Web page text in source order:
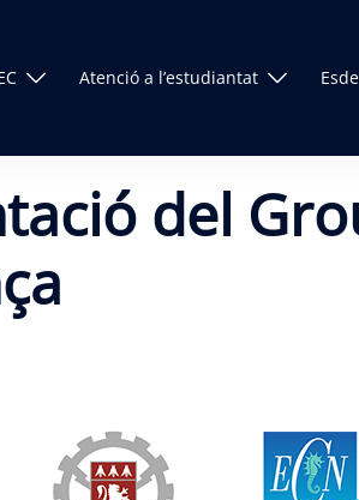
Atenció a l’estudiantat
del